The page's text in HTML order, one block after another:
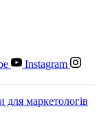
Instagram
маркетологів